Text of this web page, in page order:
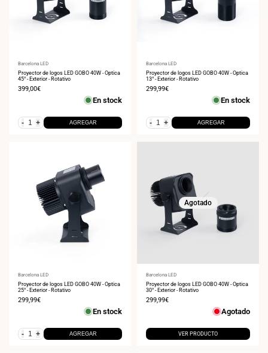
Proveedor:
Barcelona LED
Proyector de logos LED GOBO 40W - Óptica
45° - Exterior - Rotativo
Precio
399,00€
En stock
- + AGREGAR
Proveedor:
Barcelona LED
Proyector de logos LED GOBO 40W - Óptica
13° - Exterior - Rotativo
Precio
299,99€
En stock
- + AGREGAR
Proveedor:
Barcelona LED
Proyector de logos LED GOBO 40W - Óptica
25° - Exterior - Rotativo
Precio
299,99€
En stock
- + AGREGAR
Agotado
Proveedor:
Barcelona LED
Proyector de logos LED GOBO 40W - Óptica
30° - Exterior - Rotativo
Precio
299,99€
Agotado
VER PRODUCTO